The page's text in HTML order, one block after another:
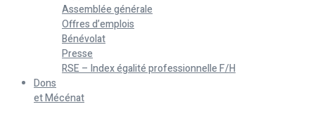
Assemblée générale
Offres d’emplois
Bénévolat
Presse
RSE – Index égalité professionnelle F/H
Dons
et Mécénat